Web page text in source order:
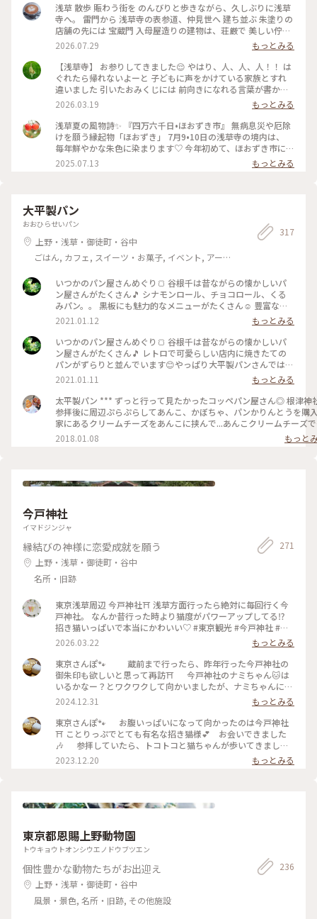
浅草 散歩 賑わう街を のんびりと歩きながら、久しぶりに浅草
寺へ。 雷門から 浅草寺の表参道、仲見世へ 建ち並ぶ 朱塗りの
店舗の先には 宝蔵門 入母屋造りの建物は、荘厳で 美しい佇ま
い 思わず 見惚れてしまいます♡ こちらに掲げられている お馴
染みの "小舟町"と記された大提灯が 見当たらず。。 調べてみ
ると、10年ぶりに 掛け替えられるとのこと、 10月末頃に 新調
され、お目見えするそうです。 本堂でお参り、上から境内を眺
めました。 参拝の人々で 華やぐ境内、凛と佇む 五重塔 社殿を
吹き抜ける 心地良い風を感じながら 眺める風景は、神々しさ
の中にも 下町の風情が感じられ、ほっこり♡ 素敵な夏の一日
になりました。 #風景 #浅草寺 #古刹 #雷門 #仲見世 #五重塔 #
浅草 #上野 #東京 #ひみつの絶景
2026.07.29
もっとみる
【浅草寺】 お参りしてきました😌 やはり、人、人、人！！ は
ぐれたら帰れないよーと 子どもに声をかけている家族とすれ
違いました 引いたおみくじには 前向きになれる言葉が書かれ
ていたので 年度末の忙しさにも心を乱されることなく 過ごし
たいです☺️ #ことりっぷ東京 #参拝 #お寺 #おみくじ
2026.03.19
もっとみる
浅草夏の風物詩✨ 『四万六千日•ほおずき市』 無病息災や厄除
けを願う縁起物「ほおずき」 7月9•10日の浅草寺の境内は、
毎年鮮やかな朱色に染まります♡ 今年初めて、ほおずき市に行
ってきました。 混雑を覚悟してましたが、暑さのせいか 仲見
世からもわりと空いていて（ほぼ海外の方） のんびりと楽し
ですが、電車で帰る事を考え 籠入り（5個）を一つ連れて帰り
ました♡ お店の方も水やりが欠かせないようです。 そして、
初めましてのほおずきの花🌼 白く小さな妖精のようなお花で
した✨（5枚目） #ほおずき市 #浅草寺 #浅草 #四万六千日 #ほ
おずき #鬼灯 #アートな景色
2025.07.13 もっとみる
大平製パン
おおひらせいパン
上野・浅草・御徒町・谷中
ごはん, カフェ, スイーツ・お菓子, イベント, アー
317
いつかのパン屋さんめぐり🍞 谷根千は昔ながらの懐かしいパ
ン屋さんがたくさん🎵 シナモンロール、チョコロール、くる
みパン。。 黒板にも魅力的なメニューがたくさん☺️ 豊富な種
類で迷っちゃいます♡ またのんきにパン屋さんめぐりしたい
なぁっ♪ #大平製パン #惣菜パン #コッペパン #昔ながら #懐か
しい #豊富な種類 #たくさん #谷根千 #谷中 #根津 #千駄木 #千
駄木のパン屋 #お散歩 #根津さんぽ #パン屋さん #パン屋さん
めぐり
2021.01.12
もっとみる
いつかのパン屋さんめぐり🍞 谷根千は昔ながらの懐かしいパ
ン屋さんがたくさん🎵 レトロで可愛らしい店内に焼きたての
パンがずらりと並んでいます😊やっぱり大平製パンさんでは惣
菜コッペパンははずせないかな😋♡ みなさんはお好きなコッ
ペパンありますか？ てくてくお散歩しながらパンを買う😊 こ
んな世の中になった今、のんきで平和だったなぁと思い返して
います😊 #大平製パン #コッペパン #昔ながら #懐かしい #レ
トロ #可愛い #惣菜パン #パン #谷中 #根津 #千駄木 #谷根千 #
2021.01.11
もっとみる
太平製パン *** ずっと行って見たかったコッペパン屋さん◎ 根津神社
参拝後に周辺ぷらぷらしてあんこ、かぼちゃ、パンかりんとうを購
家にあるクリームチーズをあんこに挟んで...あんこクリームチーズ
きます🙌🏻💓 #ことりっぷ#パン#コッペパン#パンのある生活#あんこ#
粒あん#クリームチーズ#コーヒー
2018.01.08 もっと
今戸神社
イマドジンジャ
縁結びの神様に恋愛成就を願う
上野・浅草・御徒町・谷中
名所・旧跡
271
東京浅草周辺 今戸神社⛩️ 浅草方面行ったら絶対に毎回行く今
戸神社。 なんか昔行った時より猫度がパワーアップしてる⁉️
招き猫いっぱいで本当にかわいい♡ #東京観光 #今戸神社 #開
運旅 #かわいい神社 #かわいいおみくじ
2026.03.22
もっとみる
東京さんぽ🐾 蔵前まで行ったら、昨年行った今戸神社の
御朱印も欲しいと思って再訪⛩️ 今戸神社のナミちゃん🐱は
いるかなー？とワクワクして向かいましたが、ナミちゃんにも
会えなかった🥲 たくさんのかわいい招き猫さんに癒してもら
いました( ´｡•ω•)ﾉ"(っ <。) #ベストトリップ2024 #ご利益
めぐり #東京散歩 #御朱印
2024.12.31
もっとみる
東京さんぽ🐾 お腹いっぱいになって向かったのは今戸神社
⛩ ことりっぷでとても有名な招き猫様💕 お会いできました
🎶 参拝していたら、トコトコと猫ちゃんが歩いてきまし
た。この子がナミちゃん⁉︎ ナミちゃんにも会えて嬉しい✨
境内にはあちこちに猫の置物。 猫づくしの今戸神社。 招き猫
区
2023.12.20 もっとみる
東京都恩賜上野動物園
トウキョウトオンシウエノドウブツエン
個性豊かな動物たちがお出迎え
上野・浅草・御徒町・谷中
風景・景色, 名所・旧跡, その他施設
236